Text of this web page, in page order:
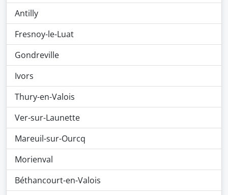
Antilly
Fresnoy-le-Luat
Gondreville
Ivors
Thury-en-Valois
Ver-sur-Launette
Mareuil-sur-Ourcq
Morienval
Béthancourt-en-Valois